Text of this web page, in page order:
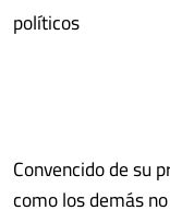
políticos
Convencido de su
como los demás